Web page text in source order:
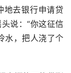
地去银行申请贷
说：“你这征信
水，把人浇了个